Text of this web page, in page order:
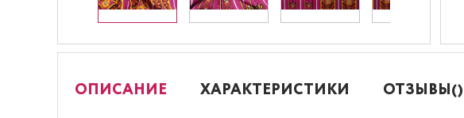
ОПИСАНИЕ ХАРАКТЕРИСТИКИ ОТЗЫВЫ()